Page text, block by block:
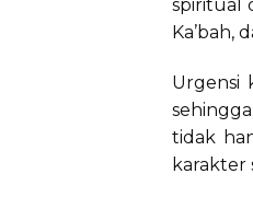
spiritual
Ka’bah,
Urgensi
tidak
karakter